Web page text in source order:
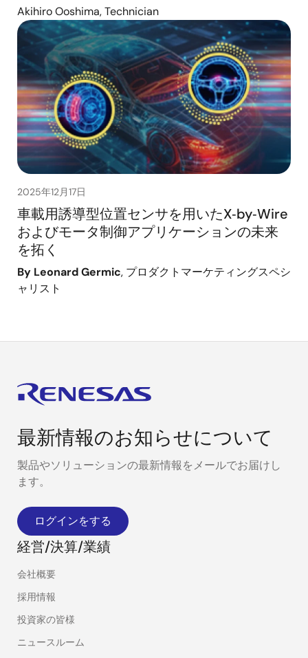
Akihiro Ooshima, Technician
2025年12月17日
車載用誘導型位置センサを用いたX‑by‑Wire
およびモータ制御アプリケーションの未来
を拓く
By Leonard Germic, プロダクトマーケティングスペシ
ャリスト
最新情報のお知らせについて
製品やソリューションの最新情報をメールでお届けし
ます。
ログインをする
経営/決算/業績
会社概要
採用情報
投資家の皆様
ニュースルーム